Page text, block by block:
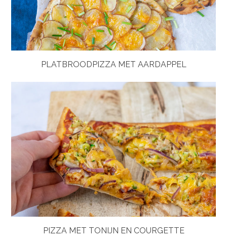
PLATBROODPIZZA MET AARDAPPEL
PIZZA MET TONIJN EN COURGETTE